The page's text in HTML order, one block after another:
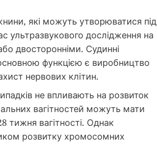
які можуть утворюватися під
ультразвукового дослідження на
двосторонніми. Судинні
функцією є виробництво
нервових клітин.
не впливають на розвиток
вагітностей можуть мати
тижня вагітності. Однак
розвитку хромосомних